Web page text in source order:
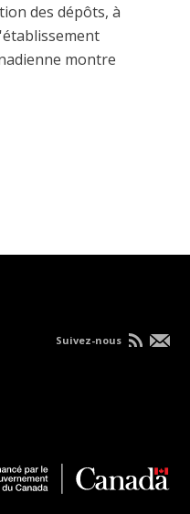
des dépôts, à
montre
Suivez-nous